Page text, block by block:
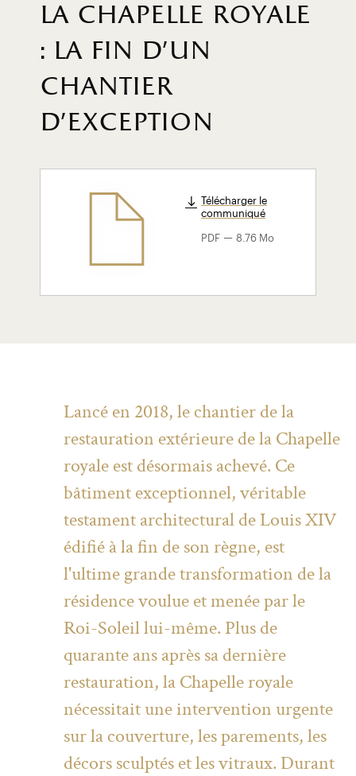
la chapelle royale
: la fin d'un
chantier
d'exception
Télécharger le
communiqué
PDF 8.76 Mo
Lancé en 2018, le chantier de la
restauration extérieure de la Chapelle
royale est désormais achevé. Ce
bâtiment exceptionnel, véritable
testament architectural de Louis XIV
édifié à la fin de son règne, est
l'ultime grande transformation de la
résidence voulue et menée par le
Roi-Soleil lui-même. Plus de
quarante ans après sa dernière
restauration, la Chapelle royale
nécessitait une intervention urgente
sur la couverture, les parements, les
décors sculptés et les vitraux. Durant